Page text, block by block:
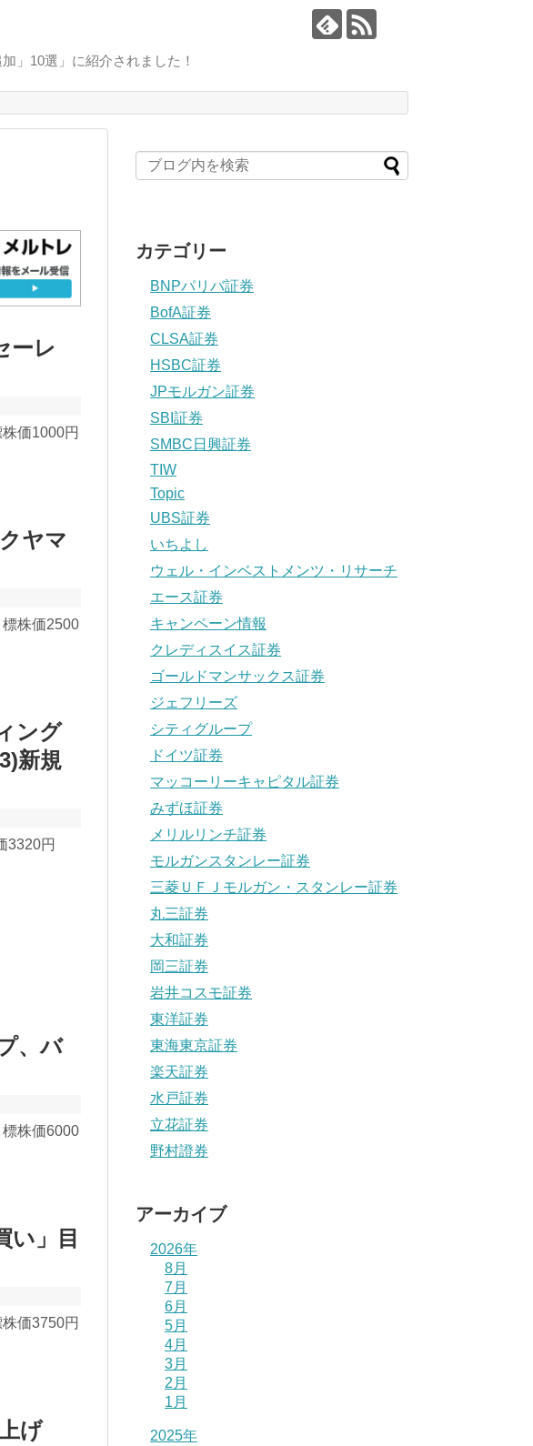
」10選」に紹介されました！
ーレ
価1000円
ヤマ
株価2500
ング
新規
3320円
、バ
株価6000
い」目
価3750円
げ
カテゴリー
BNPパリバ証券
BofA証券
CLSA証券
HSBC証券
JPモルガン証券
SBI証券
SMBC日興証券
TIW
Topic
UBS証券
いちよし
ウェル・インベストメンツ・リサーチ
エース証券
キャンペーン情報
クレディスイス証券
ゴールドマンサックス証券
ジェフリーズ
シティグループ
ドイツ証券
マッコーリーキャピタル証券
みずほ証券
メリルリンチ証券
モルガンスタンレー証券
三菱ＵＦＪモルガン・スタンレー証券
丸三証券
大和証券
岡三証券
岩井コスモ証券
東洋証券
東海東京証券
楽天証券
水戸証券
立花証券
野村證券
アーカイブ
2026年
8月
7月
6月
5月
4月
3月
2月
1月
2025年